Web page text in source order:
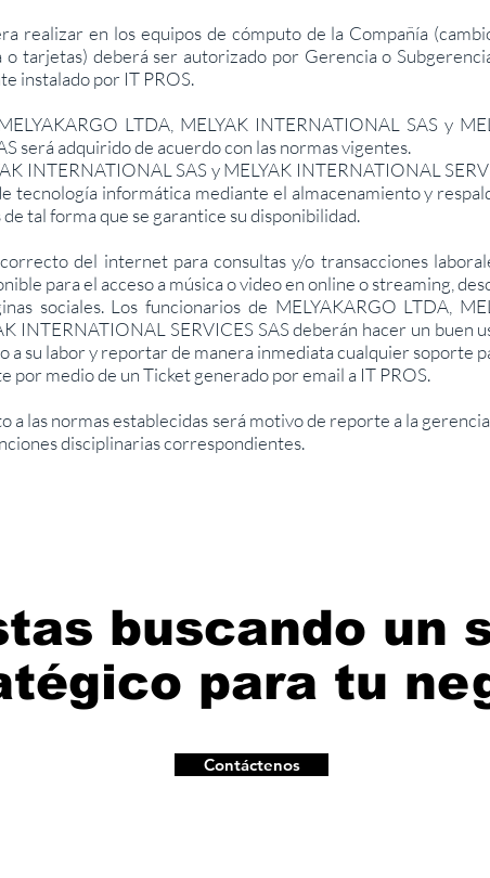
realizar en los equipos de cómputo de la Compañía
o tarjetas) deberá ser autorizado por Gerencia o
instalado por IT PROS.
LTDA, MELYAK INTERNATIONAL SAS y
será adquirido de acuerdo con las normas vigentes.
INTERNATIONAL SAS y MELYAK INTERNATIONAL
tecnología informática mediante el almacenamiento y
tal forma que se garantice su disponibilidad.
del internet para consultas y/o transacciones
para el acceso a música o video en online o streaming,
sociales. Los funcionarios de MELYAKARGO LTDA,
INTERNATIONAL SERVICES SAS deberán hacer un buen
a su labor y reportar de manera inmediata cualquier soporte
por medio de un Ticket generado por email a IT PROS.
a las normas establecidas será motivo de reporte a la
disciplinarias correspondientes.
buscando un
para tu
Contáctenos